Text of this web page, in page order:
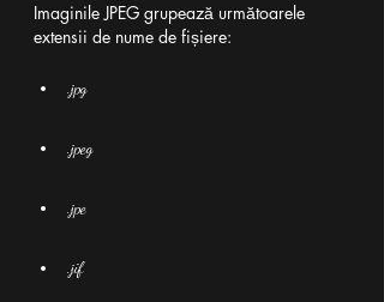
Imaginile JPEG grupează următoarele
extensii de nume de fișiere:
.jpg
.jpeg
.jpe
.jif